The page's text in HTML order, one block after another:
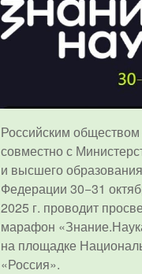
Российским
совместно с
и высшего
Федерации 30−31
2025 г. проводит
марафон
на площадке
«Россия».